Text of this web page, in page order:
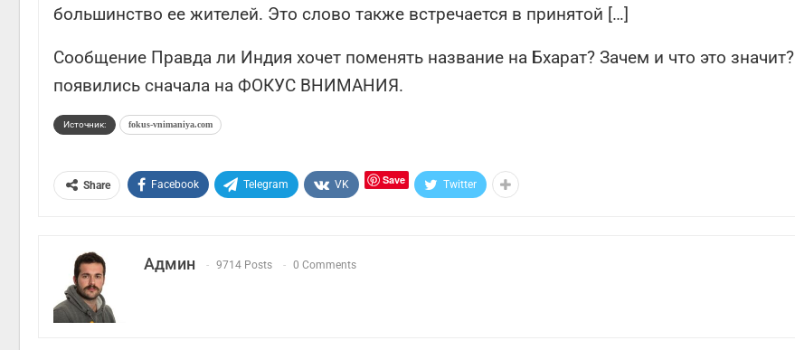
большинство ее жителей. Это слово также встречается в принятой […]
Сообщение Правда ли Индия хочет поменять название на Бхарат? Зачем и что это значит?
появились сначала на ФОКУС ВНИМАНИЯ.
Источник: fokus-vnimaniya.com
Share Facebook Telegram VK Save Twitter
Админ 9714 Posts 0 Comments